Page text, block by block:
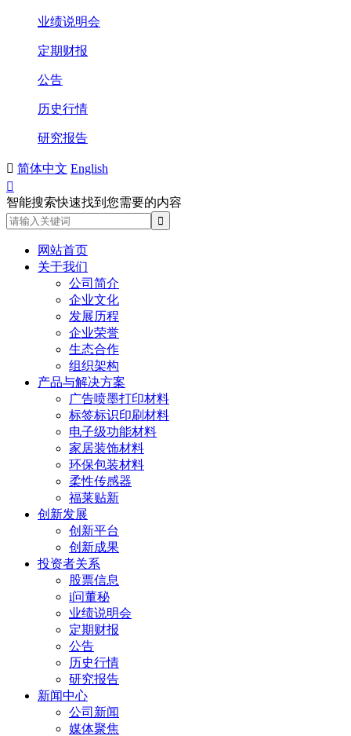
业绩说明会
定期财报
公告
历史行情
研究报告
 简体中文 English

智能搜索快速找到您需要的内容
网站首页
关于我们
公司简介
企业文化
发展历程
企业荣誉
生态合作
组织架构
产品与解决方案
广告喷墨打印材料
标签标识印刷材料
电子级功能材料
家居装饰材料
环保包装材料
柔性传感器
福莱贴新
创新发展
创新平台
创新成果
投资者关系
股票信息
i问董秘
业绩说明会
定期财报
公告
历史行情
研究报告
新闻中心
公司新闻
媒体聚焦